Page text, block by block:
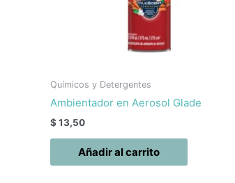
Químicos y Detergentes
Ambientador en Aerosol Glade
$13,50
Añadir al carrito